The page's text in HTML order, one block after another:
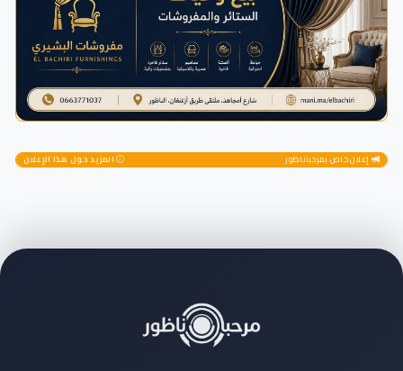
إعلان خاص بمرحباناظور المزيد حول هذا الإعلان